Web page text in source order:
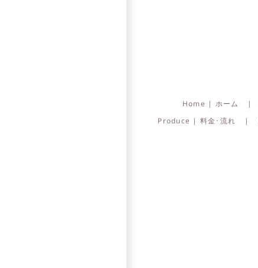
Home | ホーム
Produce | 料金･流れ